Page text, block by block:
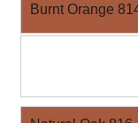
Burnt Orange